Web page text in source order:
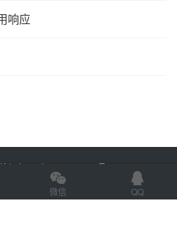
响应
有 鲁ICP备2022012774号-2
微信 QQ